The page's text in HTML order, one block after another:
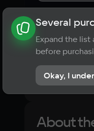
About the
?
No
About
Several
Expand the
before
Okay, I